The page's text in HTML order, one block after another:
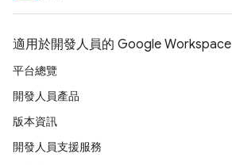
適用於開發人員的 Google Workspace
平台總覽
開發人員產品
版本資訊
開發人員支援服務